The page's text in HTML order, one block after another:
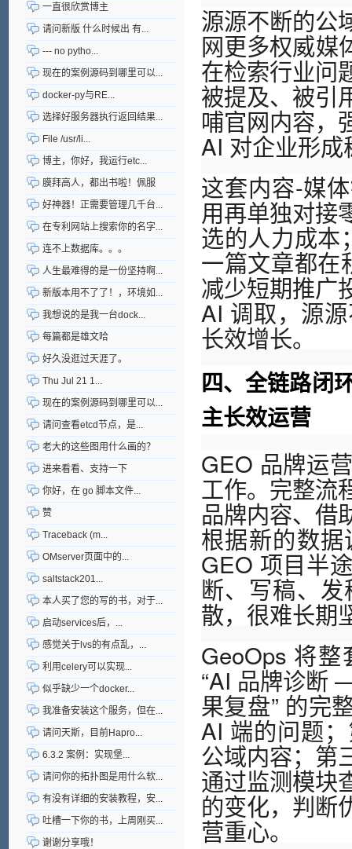
源源不断的公
网更多权威媒
在检索行业问
被提及、被引
哺官网内容，
AI 对企业形
这套内容-媒
用再单独对接
选的人力成本
一篇文章都在
减少短期推广
AI 调取，源
长效增长。
四、全链路闭
主长效运营
GEO 品牌运
工作。完整流
品牌内容、借
根据新的数
GEO 项目半
断、写稿、
散，很难长期
GeoOps 将
“AI 品牌诊断
果复盘” 的完
AI 端的问题
公域内容；第
通过监测模块
的变化，判断
营重心。
一直很欣赏博主
请问新版 什么时候出 有...
--- no pytho...
现在的案例源码到哪里可以...
docker-py与RE...
选择好服务器执行返回结果...
File /usr/li...
博主，你好，我运行etc...
膜拜高人，都出书啦！佩服
好神器！正需要管理几千台...
在专利网站上搜索你的名字...
连不上数据库。。。
人生最难得的是一份坚持啊...
新版本用不了了！，环境如...
我想说的是我一台dock...
每篇都是雄文哈
好久没逛过天涯了。
Thu Jul 21 1...
现在的案例源码到哪里可以...
请问查看etcd节点，是...
老大的这些图用什么画的？
进来看看、支持一下
你好，在 go 脚本文件...
赞
Traceback (m...
OMserver页面中的...
saltstack201...
本人买了您的写的书，对于...
启动services后，...
感觉关于lvs的有点乱，...
利用celery可以实现...
似乎缺少一个docker...
我准备安装这个服务，但在...
请问天斯，目前Hapro...
6.3.2 案例：实现堡...
请问你的拓扑图是用什么软...
有没有详细的安装教程，安...
吐槽一下你的书，上周刚买...
谢谢分享哦！